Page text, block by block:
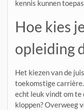
kennis kunnen
Hoe kies
opleiding
Het kiezen van de
toekomstige
echt leuk vindt om te
kloppen? Overweeg